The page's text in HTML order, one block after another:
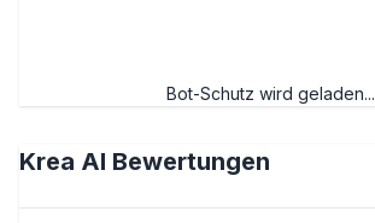
Bot-Schutz wird geladen...
Krea AI Bewertungen